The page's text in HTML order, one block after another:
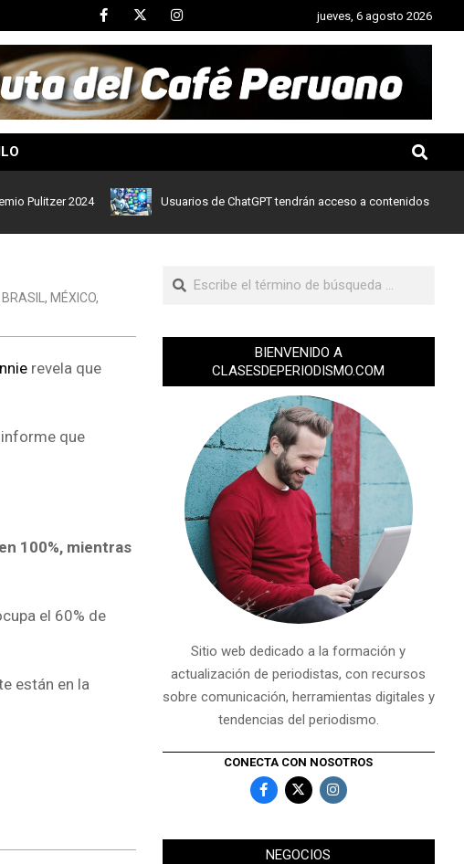
jueves, 6 agosto 2026
2024 Usuarios de ChatGPT tendrán acceso a contenidos de noticias
BRASIL , MÉXICO,
revela que
que
100%, mientras
el 60% de
están en la
BIENVENIDO A
CLASESDEPERIODISMO.COM
Sitio web dedicado a la formación y
actualización de periodistas, con recursos
sobre comunicación, herramientas digitales y
tendencias del periodismo.
CONECTA CON NOSOTROS
NEGOCIOS